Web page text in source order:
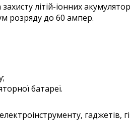
літій-іонних
розряду до 60 ампер.
батареї.
гаджетів,